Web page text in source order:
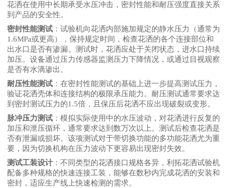
花洒在使用中长期承受水压冲击，密封性能和耐压强度直接关系
到产品的安全性。
密封性能测试 ：试验机向花洒内部施加规定的静水压力（通常为
1.6MPa或更高），保持规定时间，检查花洒的各个连接部位和
出水口是否有渗漏。测试时，花洒应处于关闭状态，进水口持续
加压。设备通过压力传感器监测压力下降情况，或通过目视观察
是否有水滴渗出。
耐压性能测试 ：在密封性能测试的基础上进一步提高测试压力，
验证花洒壳体和连接结构的极限承压能力。耐压测试通常要求达
到密封测试压力的1.5倍，且保压后花洒不应出现破裂或变形。
脉冲压力测试 ：模拟实际使用中的水压波动，对花洒进行反复的
加压和泄压循环，通常要求达到数万次以上。测试后检查花洒是
否有泄漏或损坏。该项测试对于带切换功能的多功能花洒尤为重
要，因为切换机构在压力波动下更容易出现密封失效。
测试工装设计 ：不同类型的花洒接口规格各异，利拓花洒试验机
配备多种规格的快速连接工装，能够在数秒内完成花洒的安装和
密封，适应生产线上快速检测的需求。